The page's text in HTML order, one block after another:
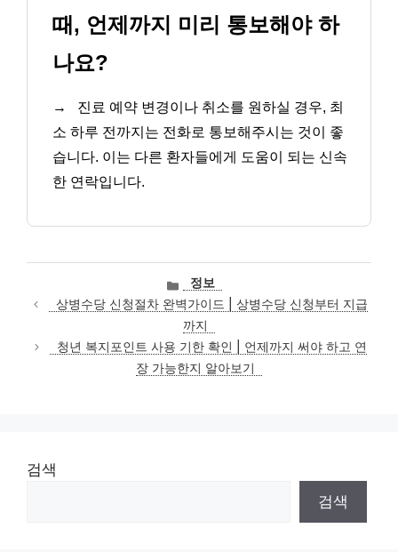
때, 언제까지 미리 통보해야 하
나요?
→
진료 예약 변경이나 취소를 원하실 경우, 최
소 하루 전까지는 전화로 통보해주시는 것이 좋
습니다. 이는 다른 환자들에게 도움이 되는 신속
한 연락입니다.
카
테
고
리
정보
상병수당 신청절차 완벽가이드 | 상병수당 신청부터 지급
까지
청년 복지포인트 사용 기한 확인 | 언제까지 써야 하고 연
장 가능한지 알아보기
검색
검색